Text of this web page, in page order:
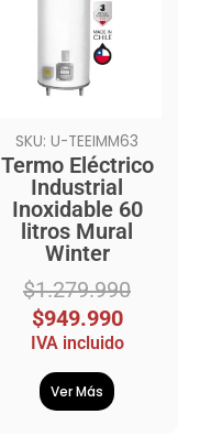
SKU: U-TEEIMM63
Termo Eléctrico
Industrial
Inoxidable 60
litros Mural
Winter
$1.279.990
$1.279.990.
$949.990
$949.990.
IVA incluido
Ver Más